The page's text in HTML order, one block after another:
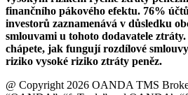
finančního pákového efektu. 76%
investorů zaznamenává v důsledku
smlouvami u tohoto dodavatele ztráty.
chápete, jak fungují rozdílové
riziko vysoké riziko ztráty peněz.
@ Copyright 2026 OANDA TMS